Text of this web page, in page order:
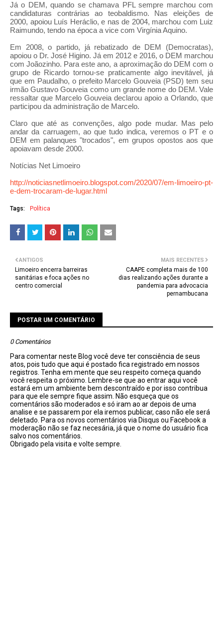
Já o DEM, quando se chamava PFL sempre marchou com
candidaturas contrárias ao teobaldismo. Nas eleições de
2000, apoiou Luís Heráclio, e nas de 2004, marchou com Luiz
Raimundo, tendo na época a vice com Virgínia Aquino.
Em 2008, o partido, já rebatizado de DEM (Democratas),
apoiou o Dr. José Higino. Já em 2012 e 2016, o DEM marchou
com Joãozinho. Para este ano, a aproximação do DEM com o
grupo de Ricardo tornou-se praticamente algo inevitável, já
que em Paudalho, o prefeito Marcelo Gouveia (PSD) tem seu
irmão Gustavo Gouveia como um grande nome do DEM. Vale
ressaltar que Marcelo Gouveia declarou apoio a Orlando, que
participou da administração de Marcelo.
Claro que até as convenções, algo pode mudar. Mas pelo
andar da carruagem, ao que tudo indica, veremos o PT e o
DEM em palanques "trocados", em grupos opostos aos que
apoiavam desde 2000.
Notícias Net Limoeiro
http://noticiasnetlimoeiro.blogspot.com/2020/07/em-limoeiro-pt-
e-dem-trocaram-de-lugar.html
Tags: Política
MAIS RECENTES
CAAPE completa mais de 100
dias realizando ações durante a
pandemia para advocacia
pernambucana
ANTIGOS
Limoeiro encerra barreiras
sanitárias e foca ações no
centro comercial
POSTAR UM COMENTÁRIO
0 Comentários
Para comentar neste Blog você deve ter consciência de seus
atos, pois tudo que aqui é postado fica registrado em nossos
registros. Tenha em mente que seu respeito começa quando
você respeita o próximo. Lembre-se que ao entrar aqui você
estará em um ambiente bem descontraído e por isso contribua
para que ele sempre fique assim. Não esqueça que os
comentários são moderados e só iram ao ar depois de uma
analise e se passarem por ela iremos publicar, caso não ele será
deletado. Para os novos comentários via Disqus ou Facebook a
moderação não se faz necesária, já que o nome do usuário fica
salvo nos comentários.
Obrigado pela visita e volte sempre.